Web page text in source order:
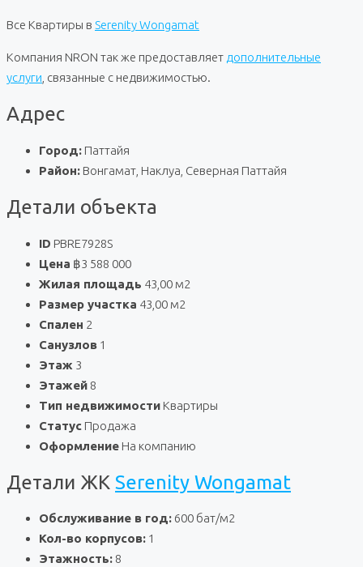
Все Квартиры в Serenity Wongamat
Компания NRON так же предоставляет дополнительные
услуги , связанные с недвижимостью.
Адрес
Город: Паттайя
Район: Вонгамат, Наклуа, Северная Паттайя
Детали объекта
ID PBRE7928S
Цена ฿3 588 000
Жилая площадь 43,00 м2
Размер участка 43,00 м2
Спален 2
Санузлов 1
Этаж 3
Этажей 8
Тип недвижимости Квартиры
Статус Продажа
Оформление На компанию
Детали ЖК Serenity Wongamat
Обслуживание в год: 600 бат/м2
Кол-во корпусов: 1
Этажность: 8